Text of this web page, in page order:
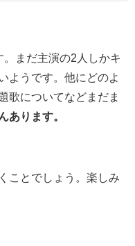
まだ主演の2人しかキ
ようです。他にどのよ
歌についてなどまだま
あります。
ことでしょう。楽しみ